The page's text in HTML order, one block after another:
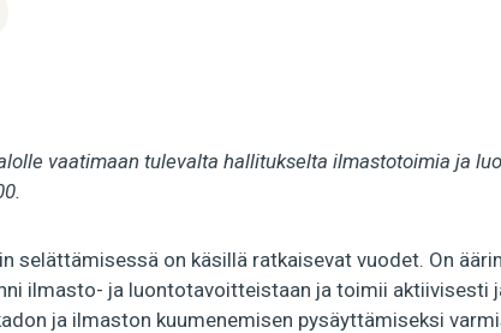
vaatimaan tulevalta hallitukselta ilmastotoimia ja
selättämisessä on käsillä ratkaisevat vuodet. On
ilmasto- ja luontotavoitteistaan ja toimii aktiivisesti
ja ilmaston kuumenemisen pysäyttämiseksi